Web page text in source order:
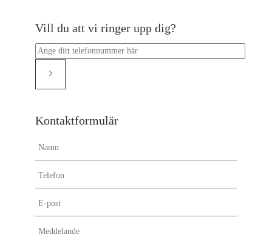
Vill du att vi ringer upp dig?
Kontaktformulär